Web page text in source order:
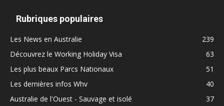
Rubriques populaires
Les News en Australie
239
Découvrez le Working Holiday Visa
63
Les plus beaux Parcs Nationaux
51
Les dernières infos Whv
40
Australie de l'Ouest - Sauvage et isolé
37